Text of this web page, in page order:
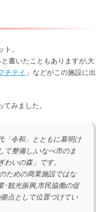
。
書いたこともありますが,大
チテイ 」などがこの施設に出
みました。
「令和」とともに幕明け
て整備し,いなべ市のま
いの森」です。
ための商業施設ではな
･観光振興,市民協働の促
点として位置づけてい